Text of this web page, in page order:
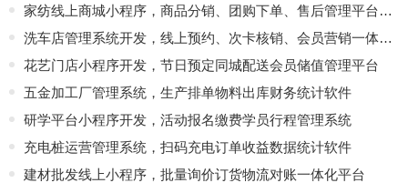
家纺线上商城小程序，商品分销、团购下单、售后管理平台定制
洗车店管理系统开发，线上预约、次卡核销、会员营销一体化软件
花艺门店小程序开发，节日预定同城配送会员储值管理平台
五金加工厂管理系统，生产排单物料出库财务统计软件
研学平台小程序开发，活动报名缴费学员行程管理系统
充电桩运营管理系统，扫码充电订单收益数据统计软件
建材批发线上小程序，批量询价订货物流对账一体化平台